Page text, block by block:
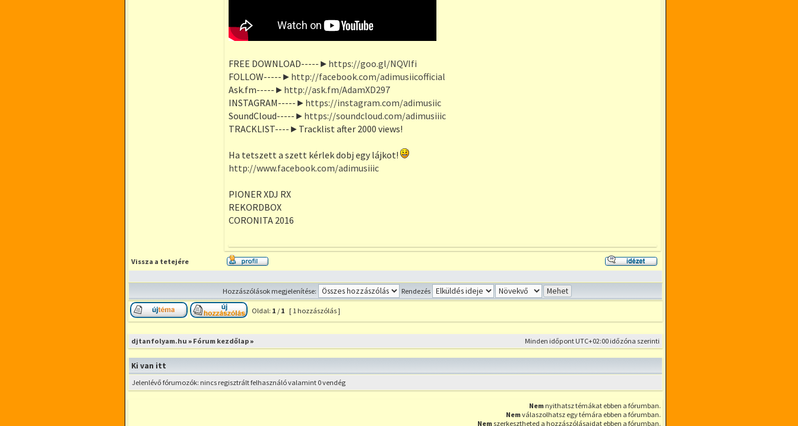
FREE DOWNLOAD-----► https://goo.gl/NQVIfi
FOLLOW-----► http://facebook.com/adimusiicofficial
Ask.fm-----► http://ask.fm/AdamXD297
INSTAGRAM-----► https://instagram.com/adimusiic
SoundCloud-----► https://soundcloud.com/adimusiiic
TRACKLIST----►Tracklist after 2000 views!
Ha tetszett a szett kérlek dobj egy lájkot!
http://www.facebook.com/adimusiiic
PIONER XDJ RX
REKORDBOX
CORONITA 2016
Vissza a tetejére
Profil
Hozzászólás
az
idézésével
Hozzászólások megjelenítése: Rendezés
Új téma nyitása Hozzászólás a témához
Oldal: 1 / 1 [ 1 hozzászólás ]
djtanfolyam.hu » Fórum kezdőlap» Minden időpont UTC+02:00 időzóna szerinti
Ki van itt
Jelenlévő fórumozók: nincs regisztrált felhasználó valamint 0 vendég
Nem nyithatsz témákat ebben a fórumban.
Nemválaszolhatsz egy témára ebben a fórumban.
Nemszerkesztheted a hozzászólásaidat ebben a fórumban.